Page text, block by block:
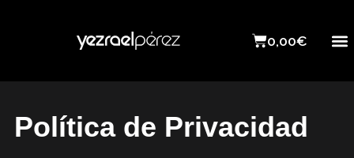
0,00€
Política de Privacidad